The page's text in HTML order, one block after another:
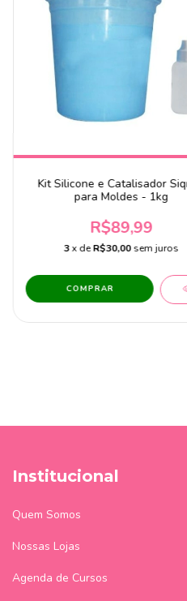
Kit Silicone e Catalisador
para Moldes - 1kg
R$89,99
3x deR$30,00 sem juros
Institucional
Quem Somos
Nossas Lojas
Agenda de Cursos